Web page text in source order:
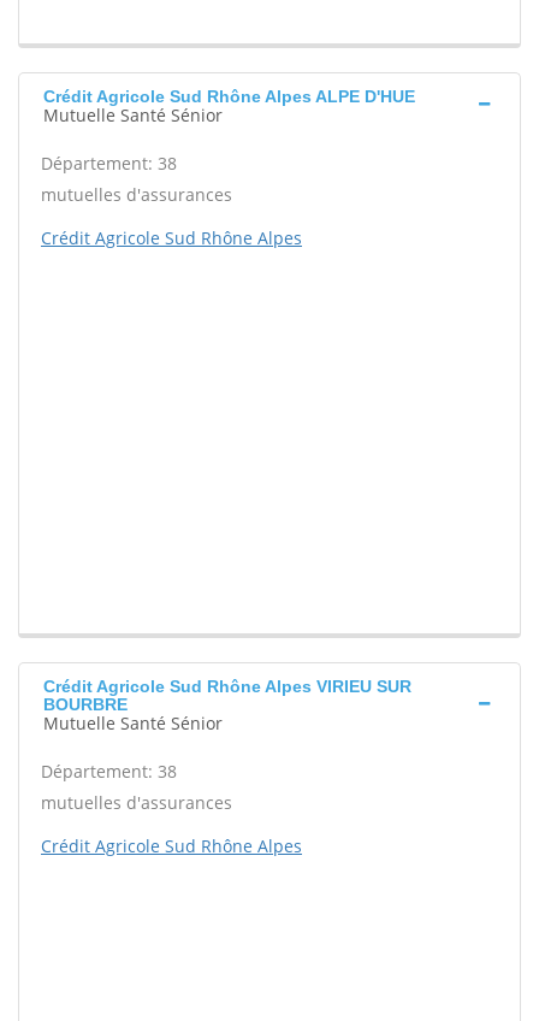
Crédit Agricole Sud Rhône Alpes ALPE D'HUE
Mutuelle Santé Sénior
Département: 38
mutuelles d'assurances
Crédit Agricole Sud Rhône Alpes
Crédit Agricole Sud Rhône Alpes VIRIEU SUR
BOURBRE
Mutuelle Santé Sénior
Département: 38
mutuelles d'assurances
Crédit Agricole Sud Rhône Alpes